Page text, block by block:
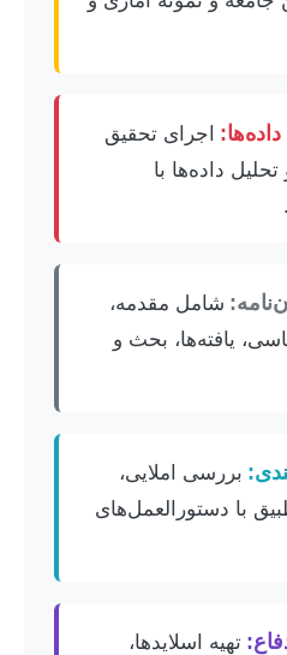
اجرای تحقیق
تحلیل داده‌ها با
شامل مقدمه،
یافته‌ها، بحث و
بررسی املایی،
با دستورالعمل‌های
تهیه اسلایدها،